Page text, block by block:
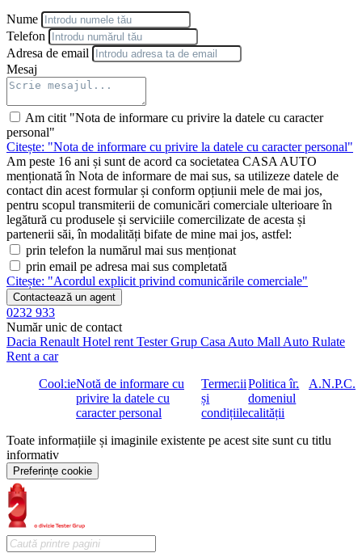
Indicator stare centuri de siguranță spate
Dezactivare automată airbag pasager față
Realitate augmentată MBUX pentru navigație
Suport lombar pe 4 sensuri
Capotă activă pentru protecția pietonilor
Nume
Telefon
Adresa de email
Mesaj
Am citit "Nota de informare cu privire la datele cu caracter
personal"
Citește: "Nota de informare cu privire la datele cu caracter personal"
Am peste 16 ani și sunt de acord ca societatea CASA AUTO
menționată în Nota de informare de mai sus, sa utilizeze datele de
contact din acest formular și conform opțiunii mele de mai jos,
pentru scopul transmiterii de comunicări comerciale ulterioare în
legătură cu produsele și serviciile comercilizate de acesta și
partenerii săi, în modalități bifate de mine mai jos, astfel:
prin telefon la numărul mai sus menționat
prin email pe adresa mai sus completată
Citește: "Acordul explicit privind comunicările comerciale"
Contactează un agent
0232 933
Număr unic de contact
Dacia Renault Hotel rent Tester Grup Casa Auto Mall Auto Rulate
Rent a car
CookieNotă de informare cu
privire la datele cu
caracter personal
Termenii
și
condițiile
Politica în
domeniul
calității
A.N.P.C.
Toate informațiile și imaginile existente pe acest site sunt cu titlu
informativ
Preferințe cookie